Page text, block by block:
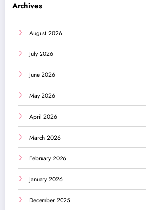
Archives
August 2026
July 2026
June 2026
May 2026
April 2026
March 2026
February 2026
January 2026
December 2025